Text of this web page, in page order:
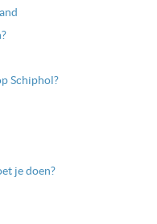
Schiphol?
je doen?